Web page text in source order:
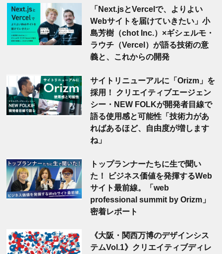
「Next.jsとVercelで、よりよい
Webサイトを届けていきたい」小
島芳樹（chot Inc.）×ギシェルモ・
ラウチ（Vercel）が語る技術の意
義と、これからの開発
サイトリニューアルに「Orizm」を
採用！ クリエイティブエージェン
シー・NEW FOLKが開発者目線で
語る使用感と可能性「技術力があ
ればあるほど、自由度が増します
ね」
トップランナーたちに生で聞い
た！ ビジネス価値を発揮するWeb
サイト最前線。「web
professional summit by Orizm」
密着レポート
《大阪・関西万博のデザインシス
テムVol.1》クリエイティブディレ